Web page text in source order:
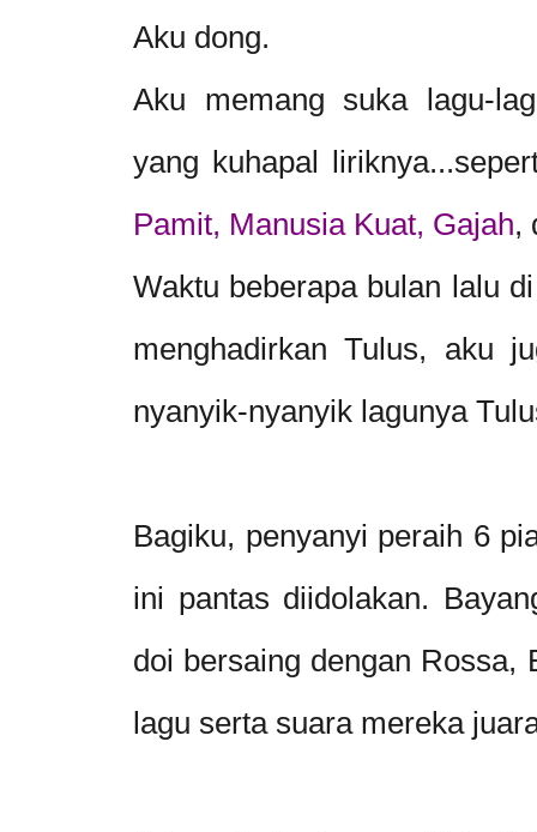
Aku dong.
Aku memang suka lagu-
yang kuhapal
Pamit, Manusia Kuat, Gajah,
Waktu beberapa bulan lalu
menghadirkan Tulus, aku
nyanyik-nyanyik lagunya
Bagiku, penyanyi peraih 6
ini pantas diidolakan.
doi bersaing dengan Rossa,
lagu serta suara mereka